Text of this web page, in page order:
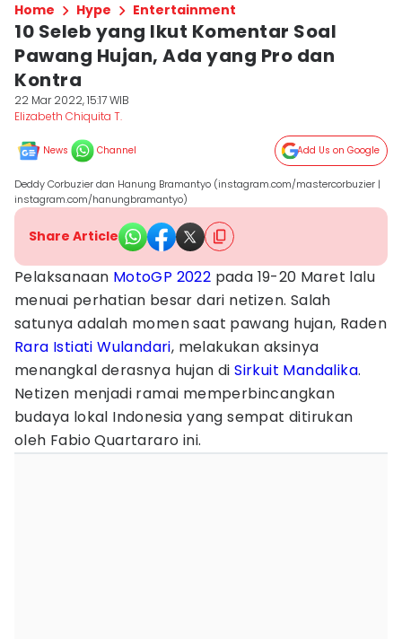
Home Hype Entertainment
10 Seleb yang Ikut Komentar Soal
Pawang Hujan, Ada yang Pro dan
Kontra
22 Mar 2022, 15:17 WIB
Elizabeth Chiquita T.
News Channel Add Us on Google
Deddy Corbuzier dan Hanung Bramantyo (instagram.com/mastercorbuzier |
instagram.com/hanungbramantyo)
Share Article
Pelaksanaan MotoGP 2022 pada 19-20 Maret lalu
menuai perhatian besar dari netizen. Salah
satunya adalah momen saat pawang hujan, Raden
Rara Istiati Wulandari, melakukan aksinya
menangkal derasnya hujan diSirkuit Mandalika.
Netizen menjadi ramai memperbincangkan
budaya lokal Indonesia yang sempat ditirukan
oleh Fabio Quartararo ini.